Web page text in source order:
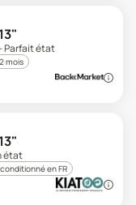
Parfait état
mois
état
en FR